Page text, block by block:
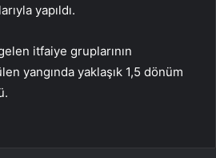
yapıldı.
itfaiye gruplarının
yangında yaklaşık 1,5 dönüm